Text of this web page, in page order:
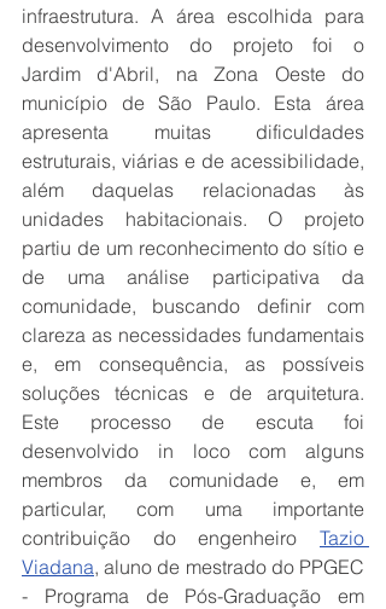
infraestrutura. A área escolhida para
desenvolvimento do projeto foi o
Jardim d'Abril, na Zona Oeste do
município de São Paulo. Esta área
apresenta muitas dificuldades
estruturais, viárias e de acessibilidade,
além daquelas relacionadas às
unidades habitacionais. O projeto
partiu de um reconhecimento do sítio e
de uma análise participativa da
comunidade, buscando definir com
clareza as necessidades fundamentais
e, em consequência, as possíveis
soluções técnicas e de arquitetura.
Este processo de escuta foi
desenvolvido in loco com alguns
membros da comunidade e, em
particular, com uma importante
contribuição do engenheiro Tazio
Viadana, aluno de mestrado do PPGEC
- Programa de Pós-Graduação em